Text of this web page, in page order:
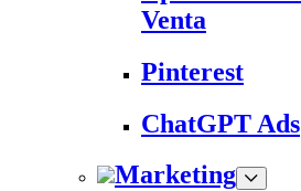
Venta
Pinterest
ChatGPT Ads
Marketing